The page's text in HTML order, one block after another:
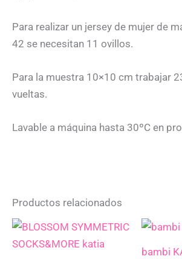
Para realizar un jersey de mujer de
42 se necesitan 11 ovillos.
Para la muestra 10×10 cm trabajar
vueltas.
Lavable a máquina hasta 30ºC en
Productos relacionados
bambi